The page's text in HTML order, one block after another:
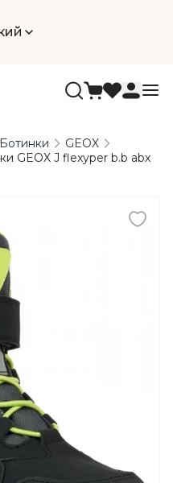
Ботинки
GEOX
GEOX J flexyper b.b abx